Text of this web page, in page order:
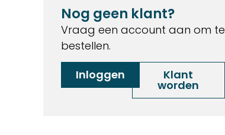
Nog geen klant?
Vraag een account aan om te
bestellen.
Inloggen
Klant
worden